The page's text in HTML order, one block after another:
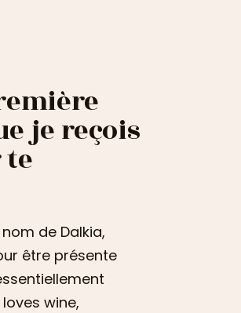
je reçois
te
de Dalkia,
être présente
wine,